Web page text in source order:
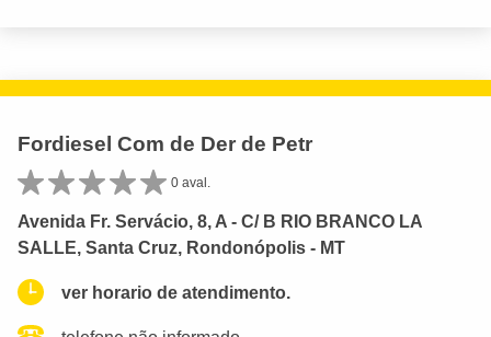
Fordiesel Com de Der de Petr
0 aval.
Avenida Fr. Servácio, 8, A - C/ B RIO BRANCO LA
SALLE, Santa Cruz, Rondonópolis - MT
ver horario de atendimento.